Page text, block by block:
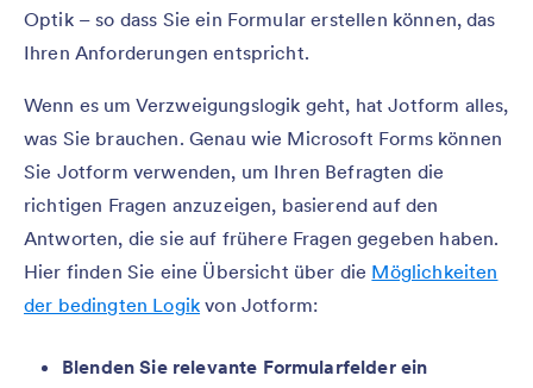
Optik – so dass Sie ein Formular erstellen können, das
Ihren Anforderungen entspricht.
Wenn es um Verzweigungslogik geht, hat Jotform alles,
was Sie brauchen. Genau wie Microsoft Forms können
Sie Jotform verwenden, um Ihren Befragten die
richtigen Fragen anzuzeigen, basierend auf den
Antworten, die sie auf frühere Fragen gegeben haben.
Hier finden Sie eine Übersicht über die Möglichkeiten
der bedingten Logik von Jotform:
Blenden Sie relevante Formularfelder ein